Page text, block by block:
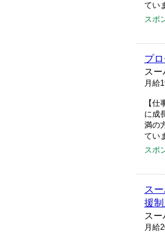
てい
スポ
プ
ス
月給
【
に成
満の
てい
スポ
ス
援制
ス
月給